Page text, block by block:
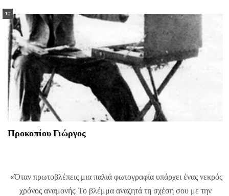
Προκοπίου Γιώργος
«Όταν πρωτοβλέπεις μια παλιά φωτογραφία υπάρχει ένας νεκρός
χρόνος αναμονής. Το βλέμμα αναζητά τη σχέση σου με την